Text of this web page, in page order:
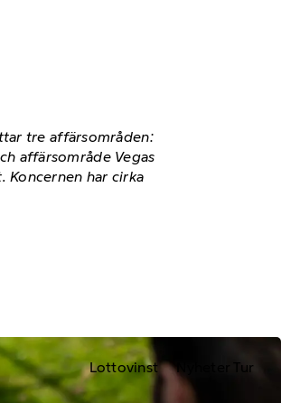
tre affärsområden:
affärsområde Vegas
Koncernen har cirka
Lottovinst Nyheter Tur